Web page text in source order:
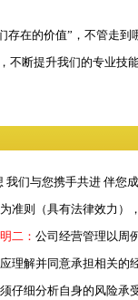
存在的价值”，不管走
不断提升我们的专业技
我们与您携手共进 伴您
准则（具有法律效力
二： 公司经营管理以周
理解并同意承担相关
仔细分析自身的风险承